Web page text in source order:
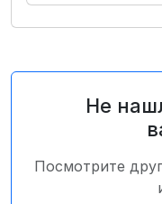
Не
Посмотрите